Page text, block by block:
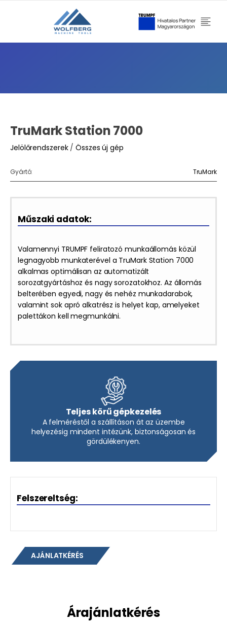
TruMark Station 7000
Jelölőrendszerek/Összes új gép
Gyártó: TruMark
Műszaki adatok:
Valamennyi TRUMPF feliratozó munkaállomás közül
legnagyobb munkaterével a TruMark Station 7000
alkalmas optimálisan az automatizált
sorozatgyártáshoz és nagy sorozatokhoz. Az állomás
belterében egyedi, nagy és nehéz munkadarabok,
valamint sok apró alkatrész is helyet kap, amelyeket
palettákon kell megmunkálni.
Teljes körű gépkezelés
A felméréstől a szállításon át az üzembe
helyezésig mindent intézünk, biztonságosan és
gördülékenyen.
Felszereltség:
AJÁNLATKÉRÉS
Árajánlatkérés